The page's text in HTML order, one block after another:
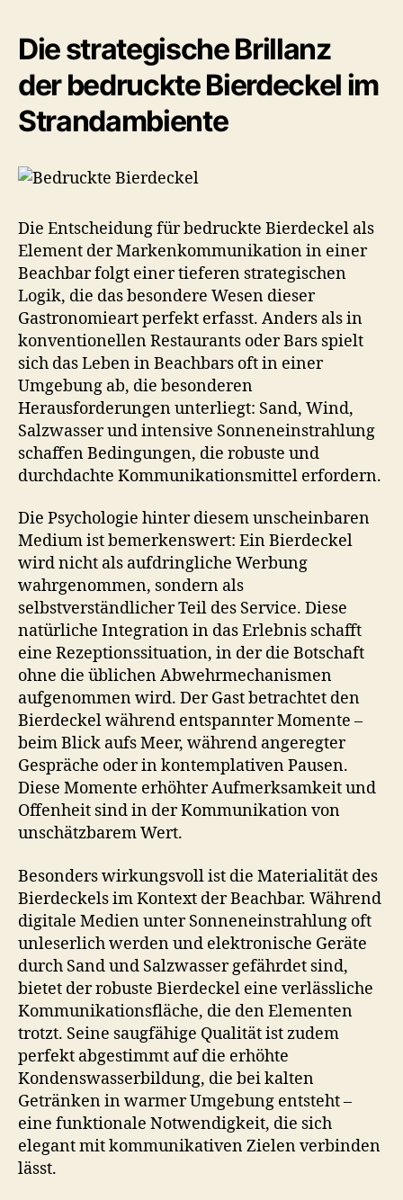
Die strategische Brillanz
der bedruckte Bierdeckel im
Strandambiente
Die Entscheidung für bedruckte Bierdeckel als
Element der Markenkommunikation in einer
Beachbar folgt einer tieferen strategischen
Logik, die das besondere Wesen dieser
Gastronomieart perfekt erfasst. Anders als in
konventionellen Restaurants oder Bars spielt
sich das Leben in Beachbars oft in einer
Umgebung ab, die besonderen
Herausforderungen unterliegt: Sand, Wind,
Salzwasser und intensive Sonneneinstrahlung
schaffen Bedingungen, die robuste und
durchdachte Kommunikationsmittel erfordern.
Die Psychologie hinter diesem unscheinbaren
Medium ist bemerkenswert: Ein Bierdeckel
wird nicht als aufdringliche Werbung
wahrgenommen, sondern als
selbstverständlicher Teil des Service. Diese
natürliche Integration in das Erlebnis schafft
eine Rezeptionssituation, in der die Botschaft
ohne die üblichen Abwehrmechanismen
aufgenommen wird. Der Gast betrachtet den
Bierdeckel während entspannter Momente –
beim Blick aufs Meer, während angeregter
Gespräche oder in kontemplativen Pausen.
Diese Momente erhöhter Aufmerksamkeit und
Offenheit sind in der Kommunikation von
unschätzbarem Wert.
Besonders wirkungsvoll ist die Materialität des
Bierdeckels im Kontext der Beachbar. Während
digitale Medien unter Sonneneinstrahlung oft
unleserlich werden und elektronische Geräte
durch Sand und Salzwasser gefährdet sind,
bietet der robuste Bierdeckel eine verlässliche
Kommunikationsfläche, die den Elementen
trotzt. Seine saugfähige Qualität ist zudem
perfekt abgestimmt auf die erhöhte
Kondenswasserbildung, die bei kalten
Getränken in warmer Umgebung entsteht –
eine funktionale Notwendigkeit, die sich
elegant mit kommunikativen Zielen verbinden
lässt.